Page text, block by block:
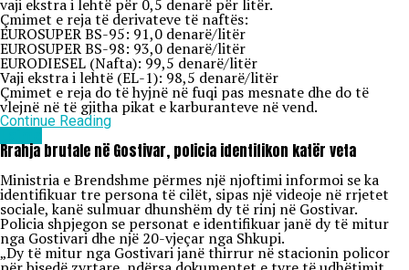
vaji ekstra i lehtë për 0,5 denarë për litër.
Çmimet e reja të derivateve të naftës:
EUROSUPER BS-95: 91,0 denarë/litër
EUROSUPER BS-98: 93,0 denarë/litër
EURODIESEL (Nafta): 99,5 denarë/litër
Vaji ekstra i lehtë (EL-1): 98,5 denarë/litër
Çmimet e reja do të hyjnë në fuqi pas mesnate dhe do të
vlejnë në të gjitha pikat e karburanteve në vend.
Continue Reading
Rrahja brutale në Gostivar, policia identifikon katër veta
Ministria e Brendshme përmes një njoftimi informoi se ka
identifikuar tre persona të cilët, sipas një videoje në rrjetet
sociale, kanë sulmuar dhunshëm dy të rinj në Gostivar.
Policia shpjegon se personat e identifikuar janë dy të mitur
nga Gostivari dhe një 20-vjeçar nga Shkupi.
„Dy të mitur nga Gostivari janë thirrur në stacionin policor